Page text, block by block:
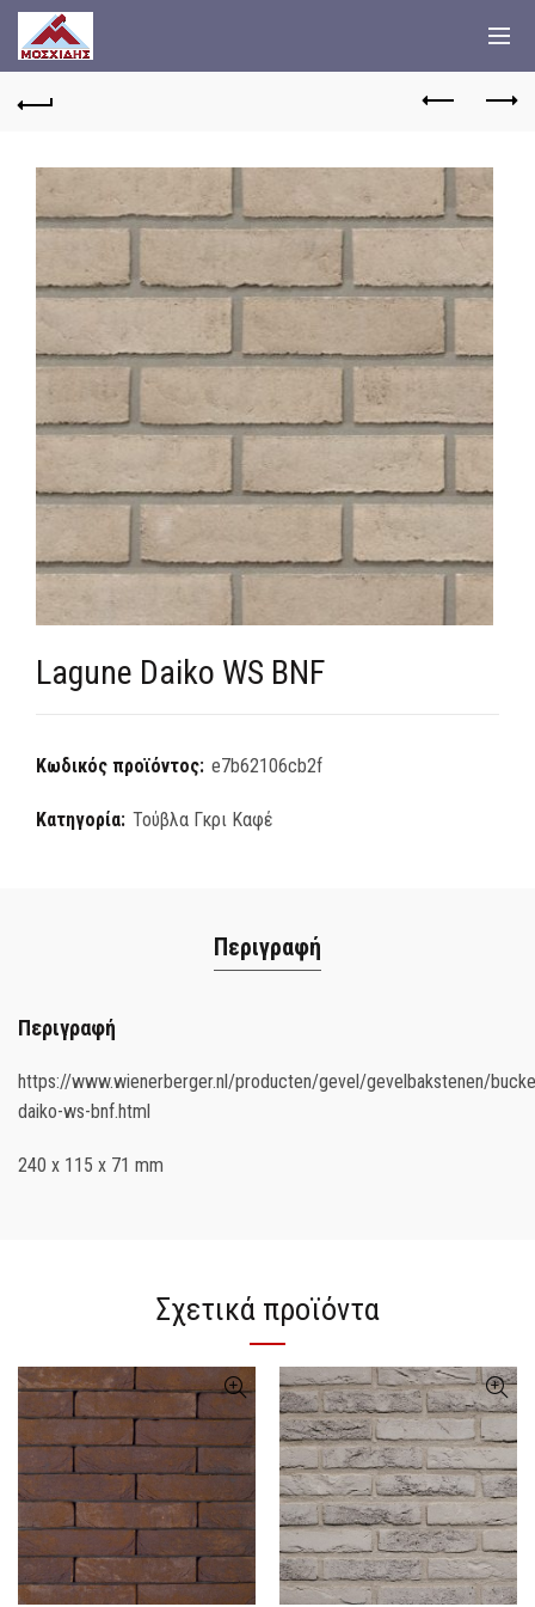
Lagune Daiko WS BNF
Κωδικός προϊόντος: e7b62106cb2f
Κατηγορία: Τούβλα Γκρι Καφέ
Περιγραφή
Περιγραφή
https://www.wienerberger.nl/producten/gevel/gevelbakstenen/
daiko-ws-bnf.html
240 x 115 x 71 mm
Σχετικά προϊόντα